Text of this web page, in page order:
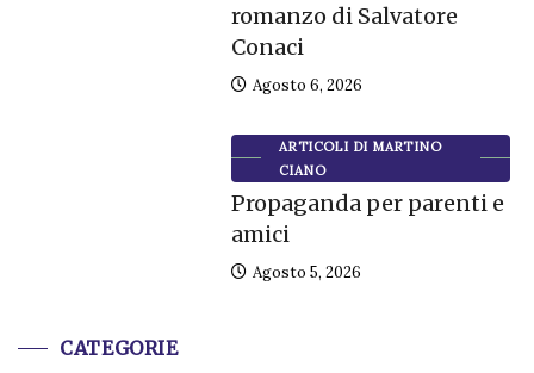
romanzo di Salvatore
Conaci
Agosto 6, 2026
ARTICOLI DI MARTINO
CIANO
Propaganda per parenti e
amici
Agosto 5, 2026
CATEGORIE